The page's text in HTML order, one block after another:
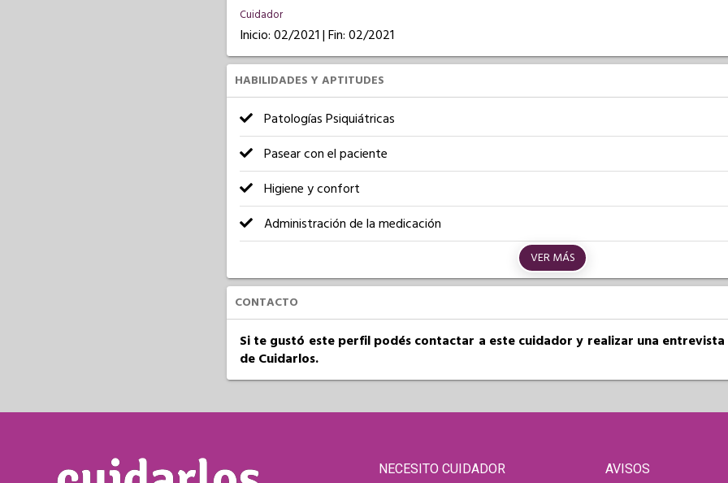
Cuidador
Inicio: 02/2021 | Fin: 02/2021
HABILIDADES Y APTITUDES
Patologías Psiquiátricas
Pasear con el paciente
Higiene y confort
Administración de la medicación
VER MÁS
CONTACTO
Si te gustó este perfil podés contactar a este cuidador y realizar una entrevista
de Cuidarlos.
NECESITO CUIDADOR AVISOS